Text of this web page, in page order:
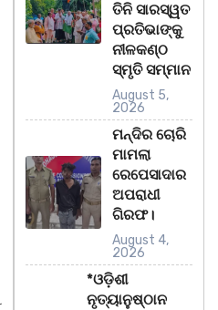
ତିନି ସାରସ୍ୱତ
ପ୍ରତିଭାଙ୍କୁ
ନୀଳକଣ୍ଠ
ସ୍ମୃତି ସମ୍ମାନ
August 5,
2026
ମନ୍ଦିର ଚୋରି
ମାମଲା
ରେପେସାଦାର
ଅପରାଧୀ
ଗିରଫ।
August 4,
2026
*ଓଡ଼ିଶୀ
ନୃତ୍ୟାନୁଷ୍ଠାନ